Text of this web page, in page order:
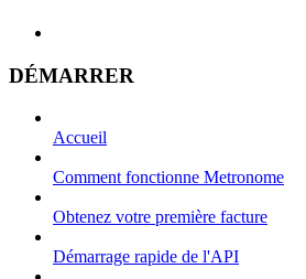
DÉMARRER
Accueil
Comment fonctionne Metronome
Obtenez votre première facture
Démarrage rapide de l'API